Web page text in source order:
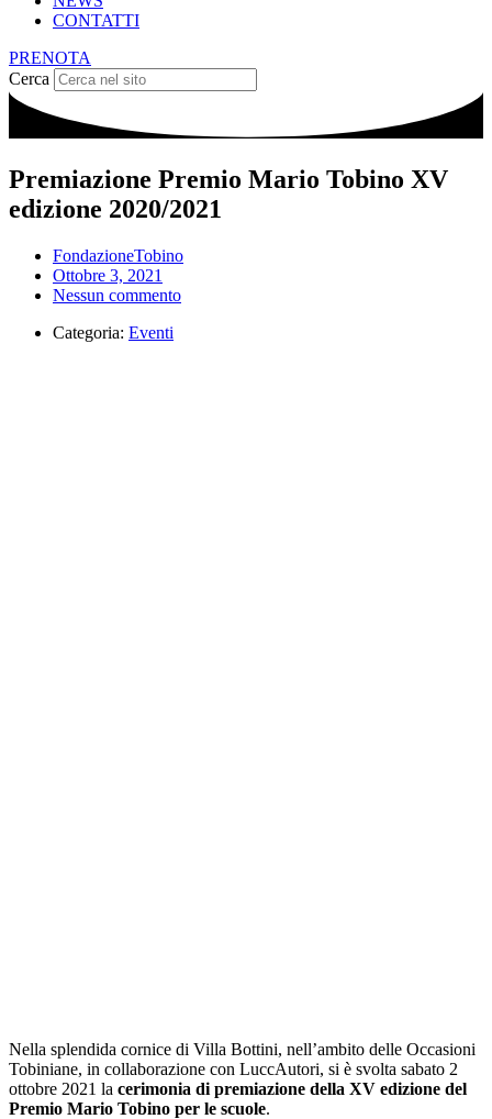
CONTATTI
PRENOTA
Cerca
Premiazione Premio Mario Tobino XV
edizione 2020/2021
FondazioneTobino
Ottobre 3, 2021
Nessun commento
Categoria: Eventi
Nella splendida cornice di Villa Bottini, nell’ambito delle Occasioni
Tobiniane, in collaborazione con LuccAutori, si è svolta sabato 2
ottobre 2021 la cerimonia di premiazione della XV edizione del
Premio Mario Tobino per le scuole.